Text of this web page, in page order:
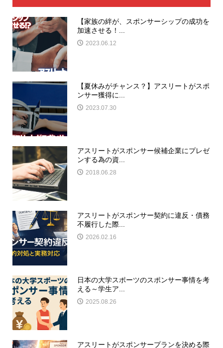
【家族の絆が、スポンサーシップの成功を
加速させる！...
2023.06.12
【夏休みがチャンス？】アスリートがスポ
ンサー獲得に...
2023.07.30
アスリートがスポンサー候補企業にプレゼ
ンする為の資...
2018.06.28
アスリートがスポンサー契約に違反・債務
不履行した際...
2026.02.16
日本の大学スポーツのスポンサー事情を考
える～学生ア...
2025.08.26
アスリートがスポンサープランを決める際